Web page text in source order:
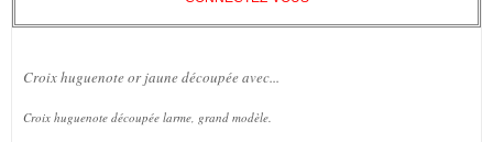
Croix huguenote or jaune découpée avec...
Croix huguenote découpée larme, grand modèle.